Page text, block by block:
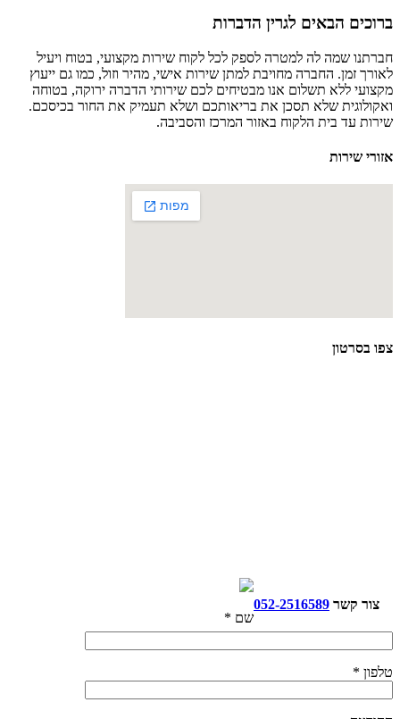
ברוכים הבאים לגרין הדברות
חברתנו שמה לה למטרה לספק לכל לקוח שירות מקצועי, בטוח ויעיל
לאורך זמן. החברה מחויבת למתן שירות אישי, מהיר וזול, כמו גם ייעוץ
מקצועי ללא תשלום אנו מבטיחים לכם שירותי הדברה ירוקה, בטוחה
ואקולוגית שלא תסכן את בריאותכם ושלא תעמיק את החור בכיסכם.
שירות עד בית הלקוח באזור המרכז והסביבה.
אזורי שירות
צפו בסרטון
צור קשר 052-2516589
שם *
טלפון *